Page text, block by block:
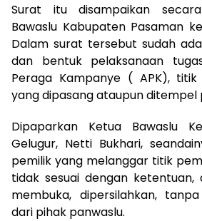
Surat itu disampaikan
Bawaslu Kabupaten Pasaman
Dalam surat tersebut sudah
dan bentuk pelaksanaan
Peraga Kampanye ( APK),
yang dipasang ataupun ditempel
Dipaparkan Ketua Bawaslu
Gelugur, Netti Bukhari,
pemilik yang melanggar titik
tidak sesuai dengan ketentuan,
membuka, dipersilahkan,
dari pihak panwaslu.